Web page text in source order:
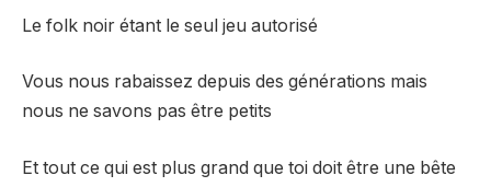
Le folk noir étant le seul jeu autorisé
Vous nous rabaissez depuis des générations mais
nous ne savons pas être petits
Et tout ce qui est plus grand que toi doit être une bête